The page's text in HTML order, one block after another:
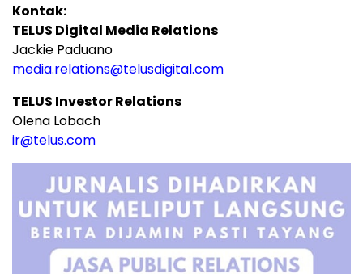
Kontak:
TELUS Digital Media Relations
Jackie Paduano
media.relations@telusdigital.com
TELUS Investor Relations
Olena Lobach
ir@telus.com